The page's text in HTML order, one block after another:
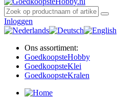
Inloggen
Ons assortiment:
GoedkoopsteHobby
GoedkoopsteKlei
GoedkoopsteKralen